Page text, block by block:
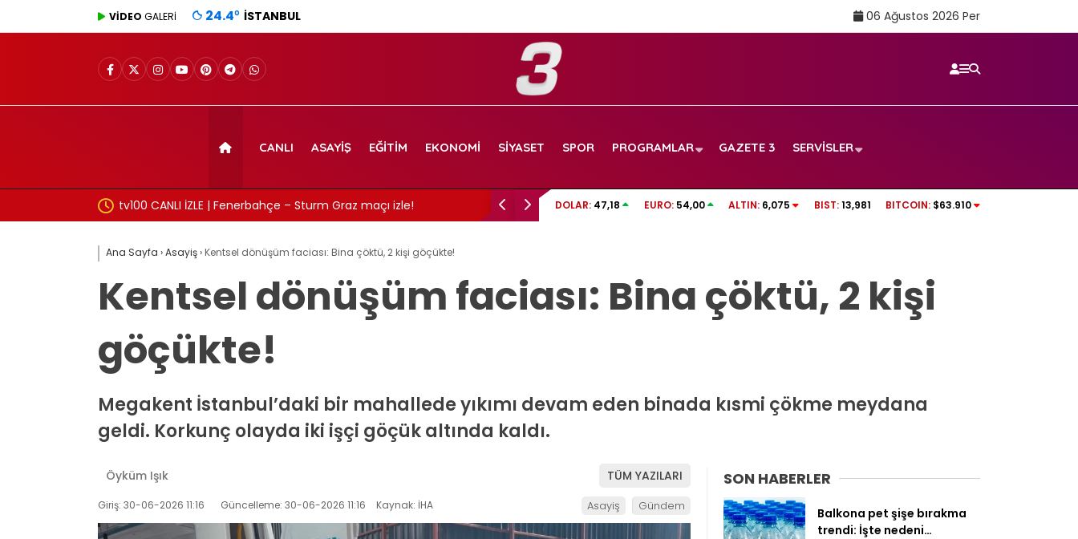
VİDEO GALERİ 24.4° İSTANBUL 06 Ağustos 2026 Per
CANLI ASAYIŞ EĞITIM EKONOMI SIYASET SPOR PROGRAMLAR GAZETE 3 SERVISLER
tv100 CANLI İZLE | Fenerbahçe – Sturm Graz maçı izle! Balkona pet şişe bırakma trendi: İşte nedeni… tv100 CANLI İZLE | Fenerbahçe – Sturm Graz maçı
DOLAR: 47,18 EURO: 54,00 ALTIN: 6,075 BIST: 13,981 BITCOIN: $63.910
Ana Sayfa ›Asayiş› Kentsel dönüşüm faciası: Bina çöktü, 2 kişi göçükte!
Kentsel dönüşüm faciası: Bina çöktü, 2 kişi
göçükte!
Megakent İstanbul’daki bir mahallede yıkımı devam eden binada kısmi çökme meydana
geldi. Korkunç olayda iki işçi göçük altında kaldı.
Öyküm Işık TÜM YAZILARI
Giriş: 30-06-2026 11:16 Güncelleme: 30-06-2026 11:16 Kaynak: İHA Asayiş Gündem
SON HABERLER
Balkona pet şişe bırakma
trendi: İşte nedeni…